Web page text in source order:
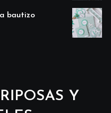
bautizo
Y